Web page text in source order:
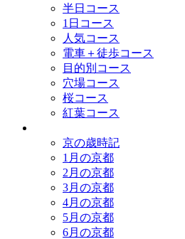
半日コース
1日コース
人気コース
電車＋徒歩コース
目的別コース
穴場コース
桜コース
紅葉コース
京の歳時記
1月の京都
2月の京都
3月の京都
4月の京都
5月の京都
6月の京都